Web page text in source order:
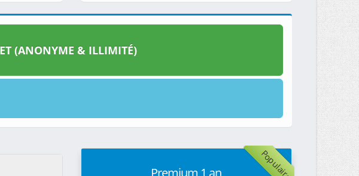
(ANONYME & ILLIMITÉ)
Populaire
Premium 1 an